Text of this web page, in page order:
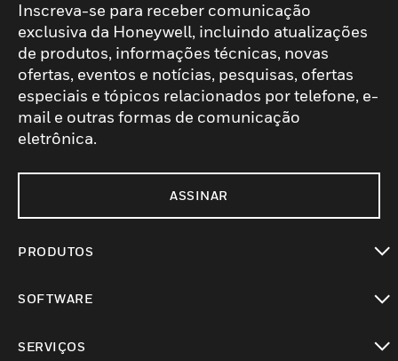
Inscreva-se para receber comunicação
exclusiva da Honeywell, incluindo atualizações
de produtos, informações técnicas, novas
ofertas, eventos e notícias, pesquisas, ofertas
especiais e tópicos relacionados por telefone, e-
mail e outras formas de comunicação
eletrônica.
ASSINAR
PRODUTOS
SOFTWARE
SERVIÇOS